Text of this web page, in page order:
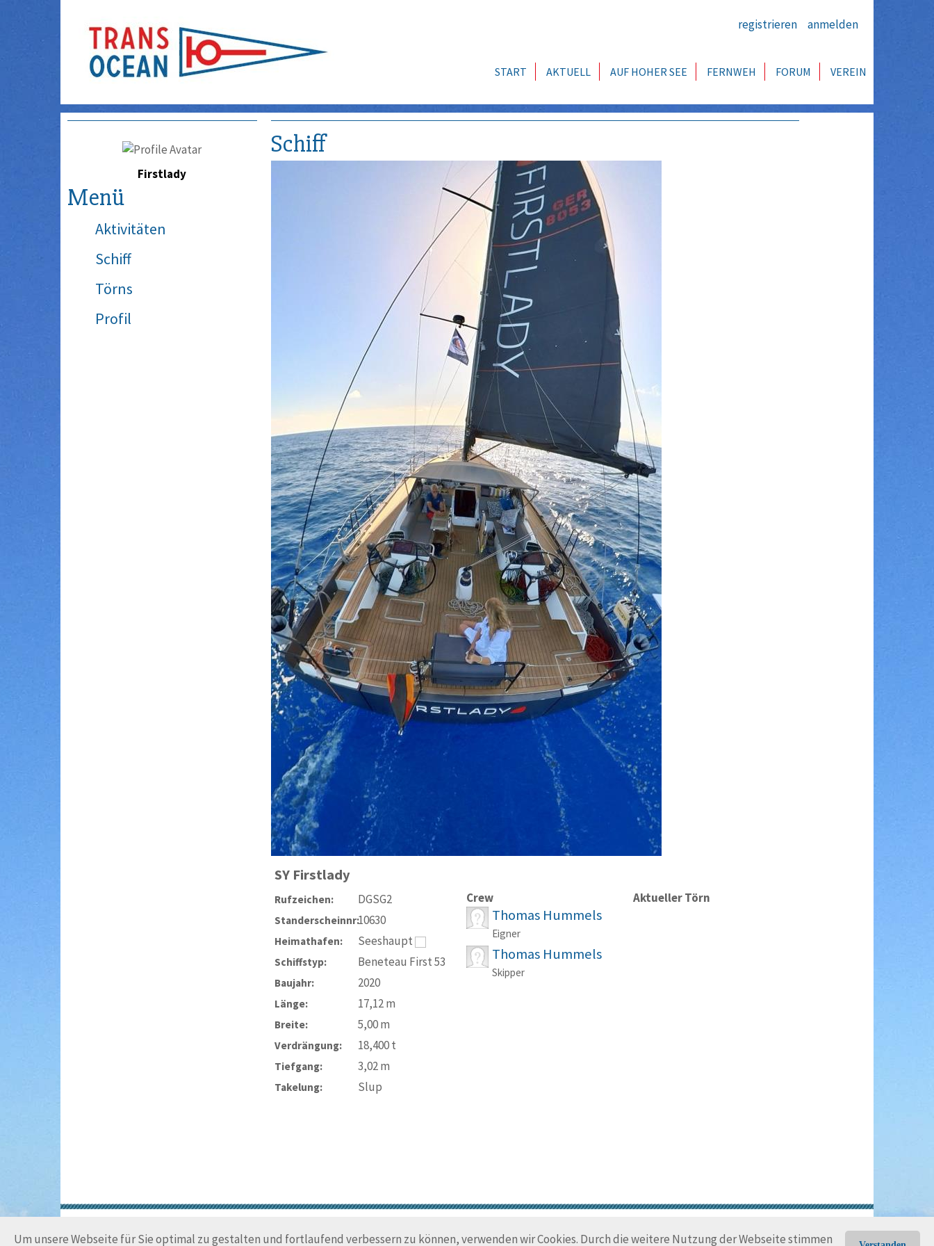
Um unsere Webseite für Sie optimal zu gestalten und fortlaufend verbessern zu können, verwenden wir Cookies. Durch die weitere Nutzung der Webseite stimmen
registrieren anmelden
START AKTUELL AUF HOHER SEE FERNWEH FORUM VEREIN
Firstlady
Menü
Aktivitäten
Schiff
Törns
Profil
Schiff
SY Firstlady
Rufzeichen: DGSG2
Standerscheinnr:10630
Heimathafen: Seeshaupt
Schiffstyp: Beneteau First 53
Baujahr: 2020
Länge: 17,12m
Breite: 5,00m
Verdrängung: 18,400t
Tiefgang: 3,02m
Takelung: Slup
Crew
Thomas Hummels
Eigner
Thomas Hummels
Skipper
Aktueller Törn